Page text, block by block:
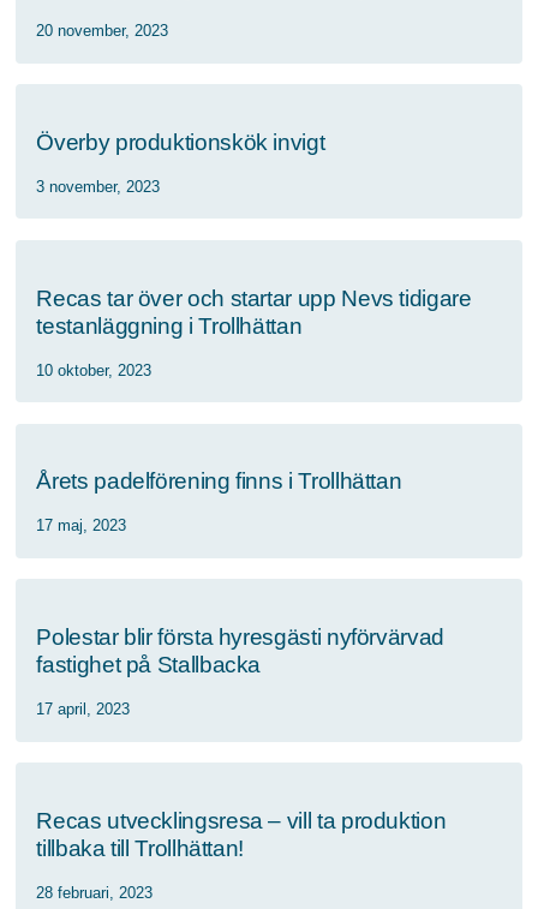
20 november, 2023
Överby produktionskök invigt
3 november, 2023
Recas tar över och startar upp Nevs tidigare
testanläggning i Trollhättan
10 oktober, 2023
Årets padelförening finns i Trollhättan
17 maj, 2023
Polestar blir första hyresgästi nyförvärvad
fastighet på Stallbacka
17 april, 2023
Recas utvecklingsresa – vill ta produktion
tillbaka till Trollhättan!
28 februari, 2023